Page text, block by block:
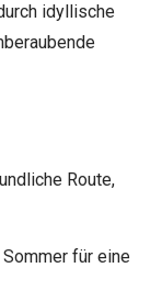
idyllische
Route,
für eine